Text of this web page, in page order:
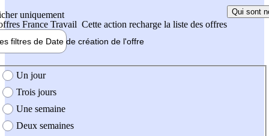
uniquement
France Travail Cette action recharge la liste des offres
Qui sont
filtres de Date de création de l'offre
création de l'offre
Un jour
Trois jours
Une semaine
Deux semaines